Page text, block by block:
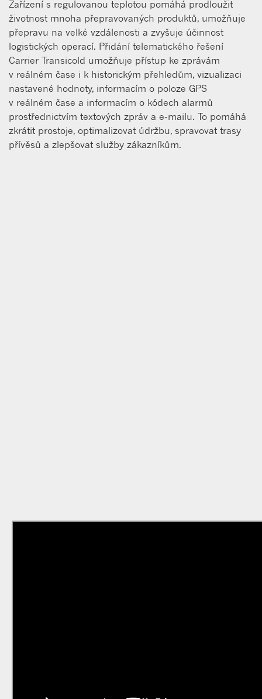
Zařízení s regulovanou teplotou pomáhá prodloužit
životnost mnoha přepravovaných produktů, umožňuje
přepravu na velké vzdálenosti a zvyšuje účinnost
logistických operací. Přidání telematického řešení
Carrier Transicold umožňuje přístup ke zprávám
v reálném čase i k historickým přehledům, vizualizaci
nastavené hodnoty, informacím o poloze GPS
v reálném čase a informacím o kódech alarmů
prostřednictvím textových zpráv a e-mailu. To pomáhá
zkrátit prostoje, optimalizovat údržbu, spravovat trasy
přívěsů a zlepšovat služby zákazníkům.